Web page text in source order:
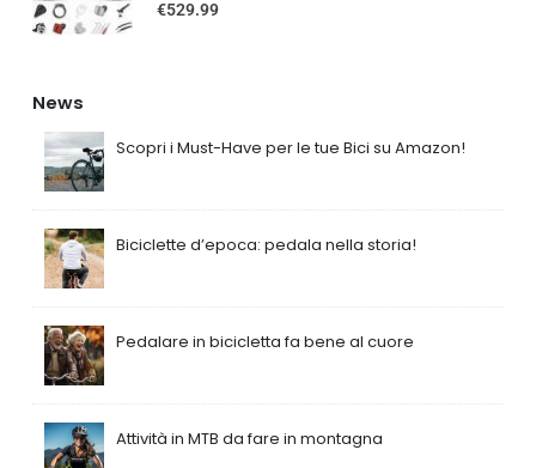
€529.99
News
Scopri i Must-Have per le tue Bici su Amazon!
Biciclette d’epoca: pedala nella storia!
Pedalare in bicicletta fa bene al cuore
Attività in MTB da fare in montagna